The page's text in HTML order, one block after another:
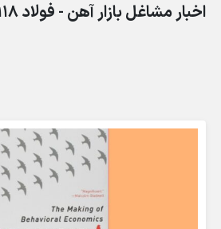
اخبار مشاغل بازار آهن - فولاد 118